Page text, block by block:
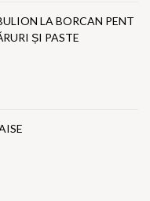
LA BORCAN PENT
ȘI PASTE